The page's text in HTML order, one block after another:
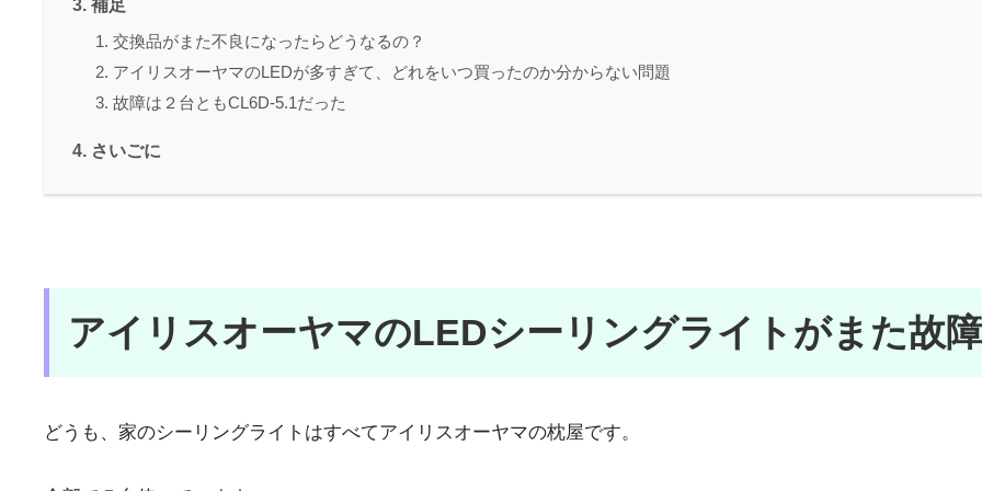
補足
交換品がまた不良になったらどうなるの？
アイリスオーヤマのLEDが多すぎて、どれをいつ買ったのか分からない問題
故障は２台ともCL6D-5.1だった
さいごに
アイリスオーヤマのLEDシーリングライトがまた故障
どうも、家のシーリングライトはすべてアイリスオーヤマの枕屋です。